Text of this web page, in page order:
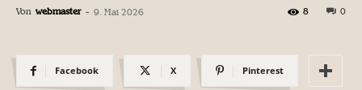
Von webmaster - 9. Mai 2026 0
8
Facebook X Pinterest